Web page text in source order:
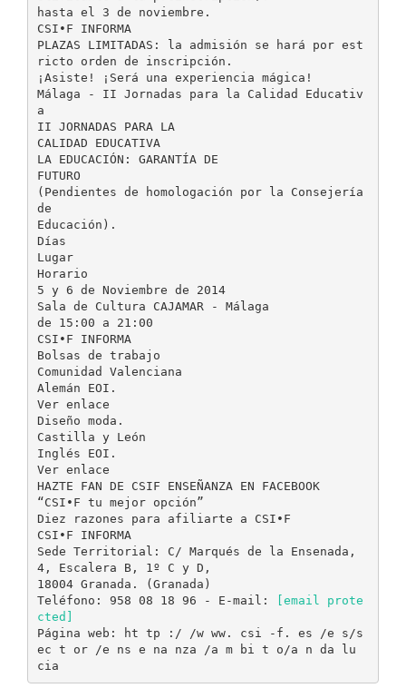
[email prote
cted]
Página web: ht tp :/ /w ww. csi -f. es /e s/s
ec t or /e ns e na nza /a m bi t o/a n da lu